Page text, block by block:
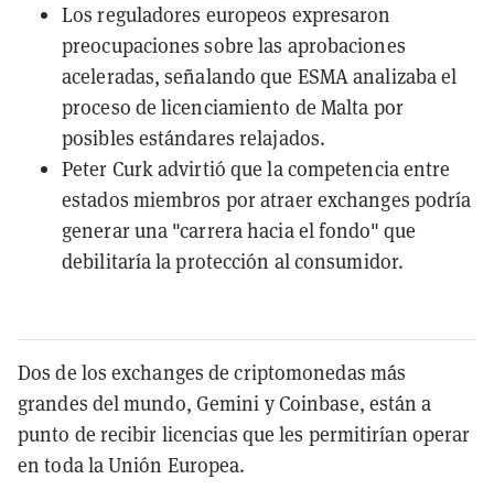
Los reguladores europeos expresaron
preocupaciones sobre las aprobaciones
aceleradas, señalando que ESMA analizaba el
proceso de licenciamiento de Malta por
posibles estándares relajados.
Peter Curk advirtió que la competencia entre
estados miembros por atraer exchanges podría
generar una "carrera hacia el fondo" que
debilitaría la protección al consumidor.
Dos de los exchanges de criptomonedas más
grandes del mundo, Gemini y Coinbase, están a
punto de recibir licencias que les permitirían operar
en toda la Unión Europea.